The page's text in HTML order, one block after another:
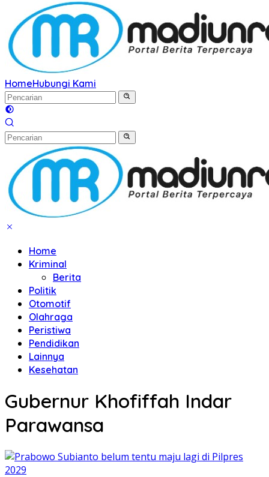
HomeHubungi Kami
Home
Kriminal
Berita
Politik
Otomotif
Olahraga
Peristiwa
Pendidikan
Lainnya
Kesehatan
Gubernur Khofiffah Indar
Parawansa